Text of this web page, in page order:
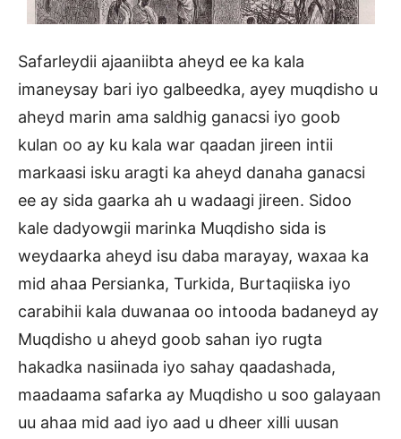
Safarleydii ajaaniibta aheyd ee ka kala
imaneysay bari iyo galbeedka, ayey muqdisho u
aheyd marin ama saldhig ganacsi iyo goob
kulan oo ay ku kala war qaadan jireen intii
markaasi isku aragti ka aheyd danaha ganacsi
ee ay sida gaarka ah u wadaagi jireen. Sidoo
kale dadyowgii marinka Muqdisho sida is
weydaarka aheyd isu daba marayay, waxaa ka
mid ahaa Persianka, Turkida, Burtaqiiska iyo
carabihii kala duwanaa oo intooda badaneyd ay
Muqdisho u aheyd goob sahan iyo rugta
hakadka nasiinada iyo sahay qaadashada,
maadaama safarka ay Muqdisho u soo galayaan
uu ahaa mid aad iyo aad u dheer xilli uusan